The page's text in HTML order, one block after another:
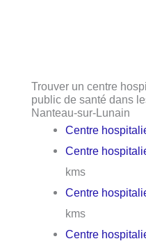
Trouver un centre
public de santé dans
Nanteau-sur-Lunain
Centre
Centre
kms
Centre
kms
Centre